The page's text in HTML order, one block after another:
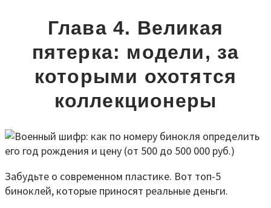
Глава 4. Великая
пятерка: модели, за
которыми охотятся
коллекционеры
Забудьте о современном пластике. Вот топ-5
биноклей, которые приносят реальные деньги.